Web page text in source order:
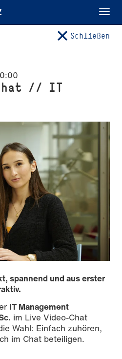
Schließen
// IT
spannend und aus erster
IT Management
im Live Video-Chat
Wahl: Einfach zuhören,
im Chat beteiligen.